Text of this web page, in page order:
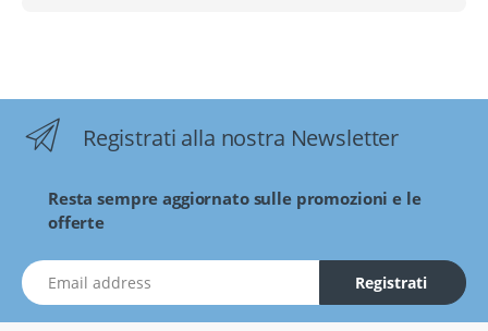
Registrati alla nostra Newsletter
Resta sempre aggiornato sulle promozioni e le
offerte
indirizzo Email Registrati